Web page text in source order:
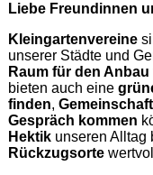
Liebe Freundinnen
Kleingartenvereine
unserer Städte und
Raum für den Anbau
bieten auch eine
finden,
Gespräch kommen
Hektikunseren Alltag
Rückzugsorte